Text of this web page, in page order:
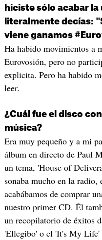
hiciste sólo acabar
literalmente decías:
viene ganamos
Ha habido movimientos a
Eurovosión, pero no
explicita. Pero ha habido
leer.
¿Cuál fue el disco
música?
Era muy pequeño y a mi
álbum en directo de Paul
un tema, 'House of
sonaba mucho en la
acabábamos de comprar
nuestro primer CD. Él
un recopilatorio de éxitos
'Ellegibo' o el 'It's My Life'